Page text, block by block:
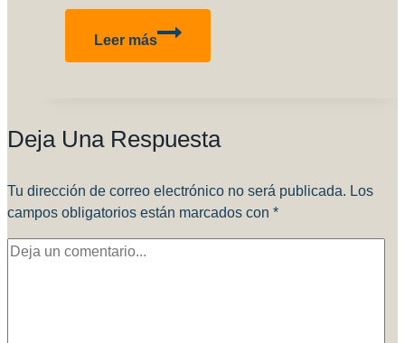
Compartir
Leer más
BF
Deja Una Respuesta
Tu dirección de correo electrónico no será publicada. Los
campos obligatorios están marcados con *